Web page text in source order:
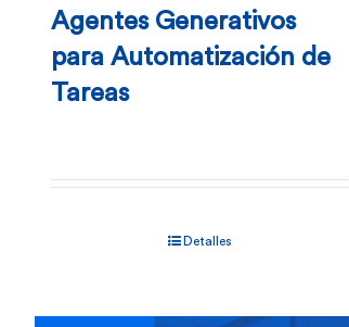
Agentes Generativos
para Automatización de
Tareas
Detalles